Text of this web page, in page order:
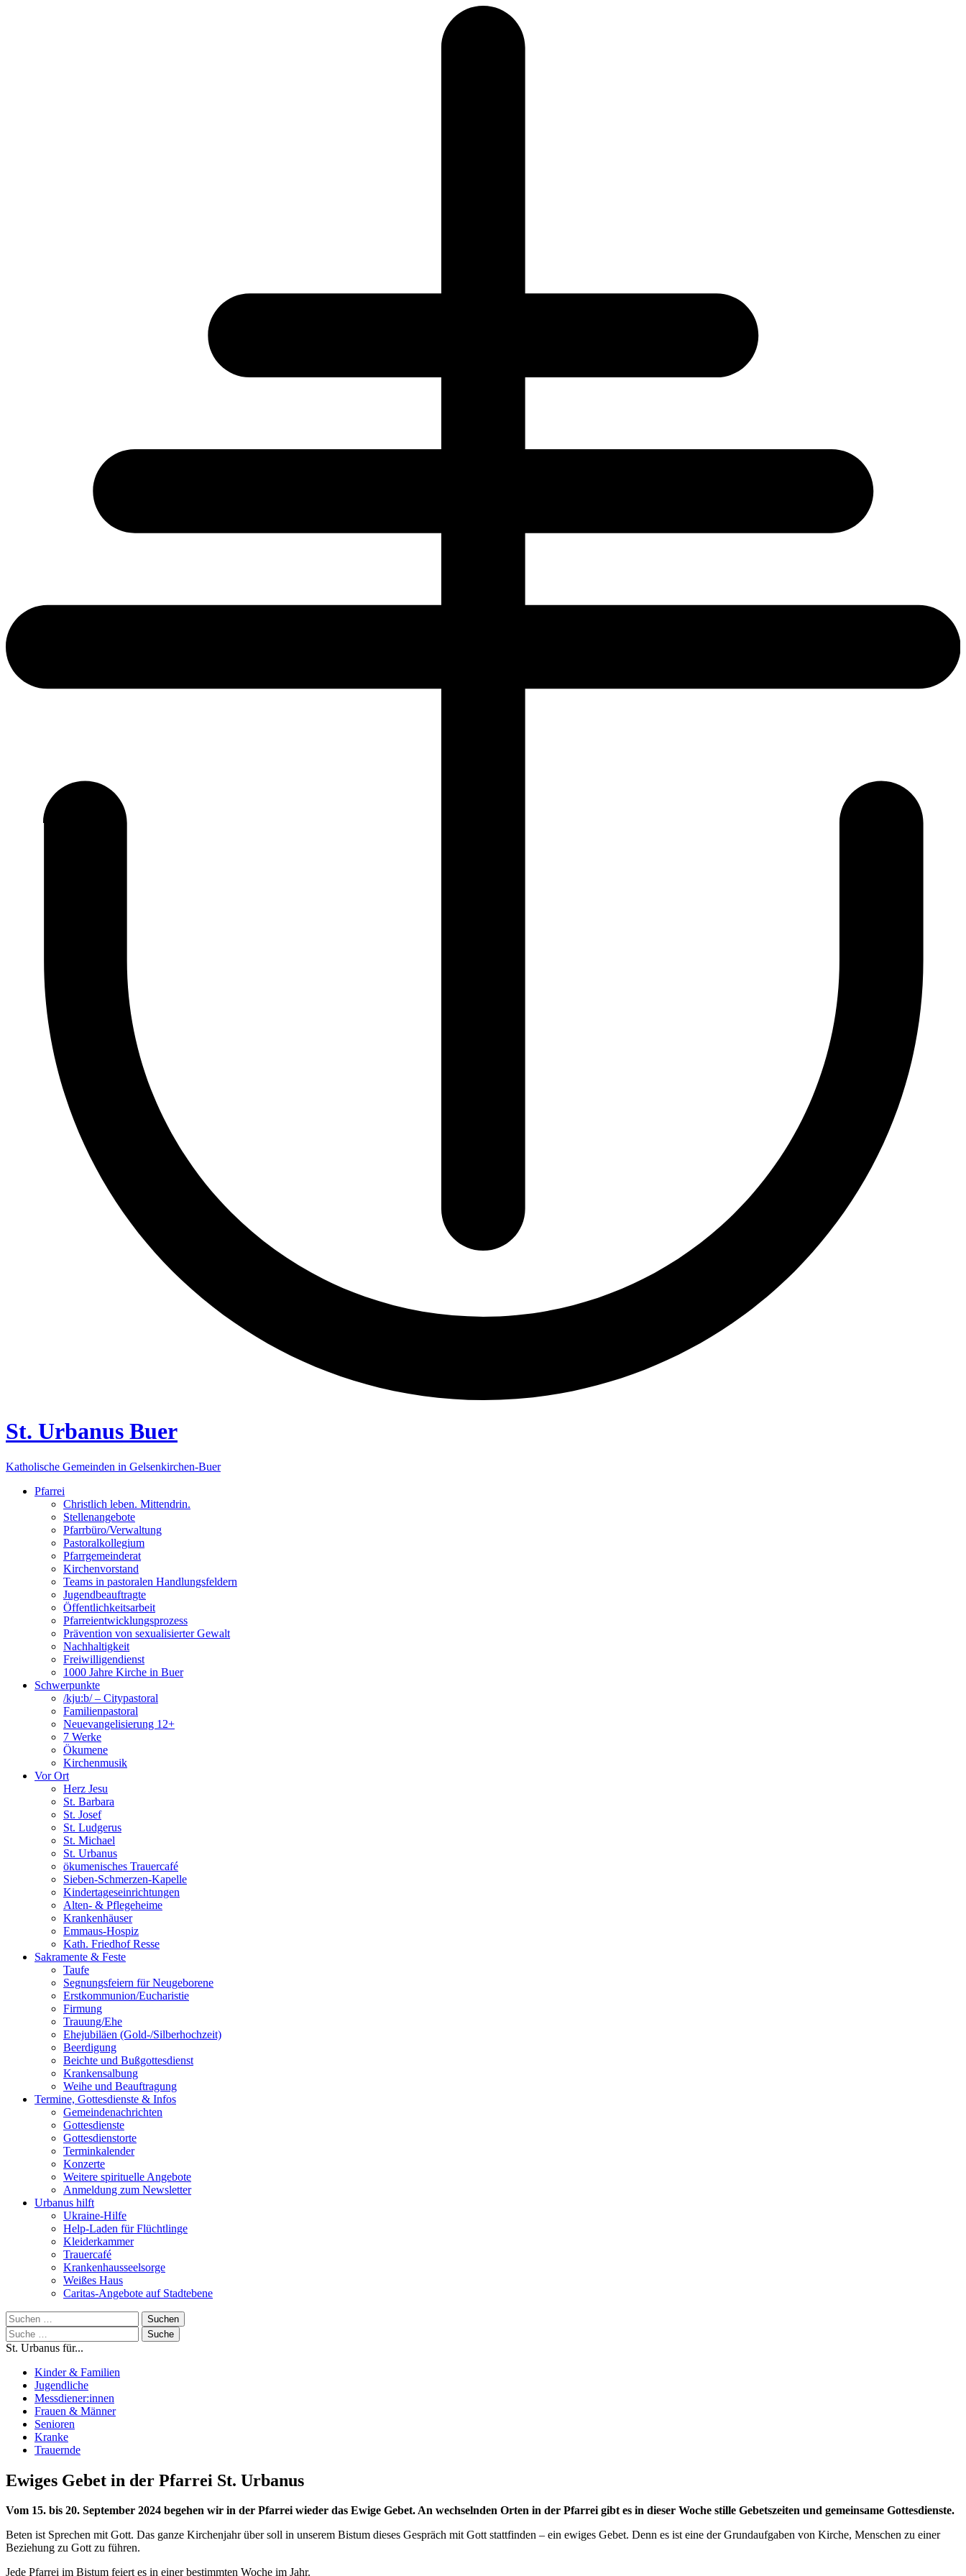
St. Urbanus Buer
Katholische Gemeinden in Gelsenkirchen-Buer
Pfarrei
Christlich leben. Mittendrin.
Stellenangebote
Pfarrbüro/Verwaltung
Pastoralkollegium
Pfarrgemeinderat
Kirchenvorstand
Teams in pastoralen Handlungsfeldern
Jugendbeauftragte
Öffentlichkeitsarbeit
Pfarreientwicklungsprozess
Prävention von sexualisierter Gewalt
Nachhaltigkeit
Freiwilligendienst
1000 Jahre Kirche in Buer
Schwerpunkte
/kju:b/ – Citypastoral
Familienpastoral
Neuevangelisierung 12+
7 Werke
Ökumene
Kirchenmusik
Vor Ort
Herz Jesu
St. Barbara
St. Josef
St. Ludgerus
St. Michael
St. Urbanus
ökumenisches Trauercafé
Sieben-Schmerzen-Kapelle
Kindertageseinrichtungen
Alten- & Pflegeheime
Krankenhäuser
Emmaus-Hospiz
Kath. Friedhof Resse
Sakramente & Feste
Taufe
Segnungsfeiern für Neugeborene
Erstkommunion/Eucharistie
Firmung
Trauung/Ehe
Ehejubiläen (Gold-/Silberhochzeit)
Beerdigung
Beichte und Bußgottesdienst
Krankensalbung
Weihe und Beauftragung
Termine, Gottesdienste & Infos
Gemeindenachrichten
Gottesdienste
Gottesdienstorte
Terminkalender
Konzerte
Weitere spirituelle Angebote
Anmeldung zum Newsletter
Urbanus hilft
Ukraine-Hilfe
Help-Laden für Flüchtlinge
Kleiderkammer
Trauercafé
Krankenhausseelsorge
Weißes Haus
Caritas-Angebote auf Stadtebene
Suchen
nach:
Suche
nach:
St. Urbanus für...
Kinder & Familien
Jugendliche
Messdiener:innen
Frauen & Männer
Senioren
Kranke
Trauernde
Ewiges Gebet in der Pfarrei St. Urbanus
Vom 15. bis 20. September 2024 begehen wir in der Pfarrei wieder das Ewige Gebet. An wechselnden Orten in der Pfarrei gibt es in dieser Woche stille Gebetszeiten und gemeinsame Gottesdienste.
Beten ist Sprechen mit Gott. Das ganze Kirchenjahr über soll in unserem Bistum dieses Gespräch mit Gott stattfinden – ein ewiges Gebet. Denn es ist eine der Grundaufgaben von Kirche, Menschen zu einer
Beziehung zu Gott zu führen.
Jede Pfarrei im Bistum feiert es in einer bestimmten Woche im Jahr.